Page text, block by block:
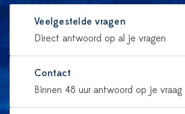
Veelgestelde vragen
Direct antwoord op al je vragen
Contact
Binnen 48 uur antwoord op je vraag